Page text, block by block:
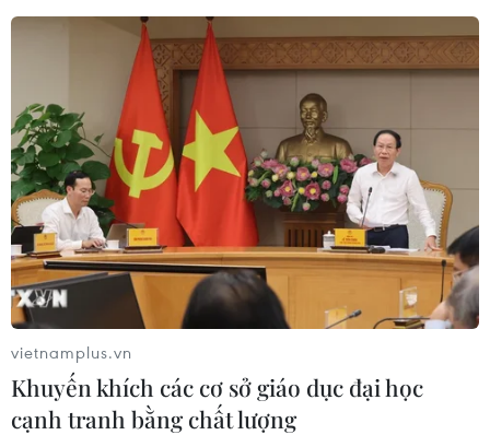
Mỹ-Ấn Độ cam kết thúc đẩy quan hệ song
phương trên nhiều lĩnh vực
27/06/2017 01:23
Tổng thống Donald Trump cho biết ông và Thủ tướng Ấn
Độ Modi đã có cuộc hội đàm hiệu quả khi tìm được
tiếng nói chung đối với nhiều vấn đề cùng quan tâm.
vietnamplus.vn
Khuyến khích các cơ sở giáo dục đại học
cạnh tranh bằng chất lượng